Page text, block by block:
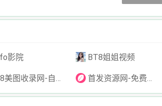
影院 BT8姐姐视频
图收录网-自动收录网站-流量交换-自动链 首发资源网-免费资源下载-最新php源码下载-热门资源下载